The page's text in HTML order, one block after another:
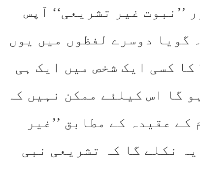
’’نبوت غیر تشریعی‘‘ آپس
گویا دوسرے لفظوں میں یوں
کا کسی ایک شخص میں ایک ہی
گا اس کیلئے ممکن نہیں کہ
عقیدہ کے مطابق ’’غیر
نکلے گا کہ تشریعی نبی